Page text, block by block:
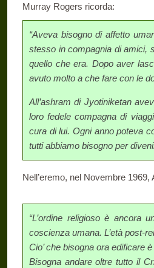
Murray Rogers ricorda:
“Aveva bisogno di affetto
stesso in compagnia di amici,
quello che era. Dopo aver
avuto molto a che fare con le
All’ashram di Jyotiniketan
loro fedele compagna di
cura di lui. Ogni anno poteva
tutti abbiamo bisogno per
Nell’eremo, nel Novembre
“L’ordine religioso è ancora
coscienza umana. L’età post-
Cio’ che bisogna ora edificare
Bisogna andare oltre tutto il